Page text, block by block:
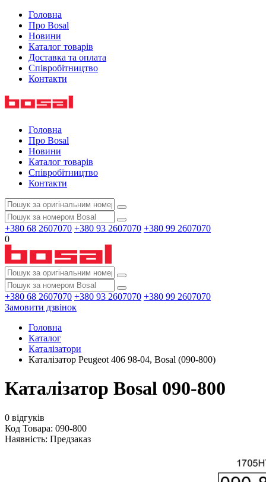
Головна
Про Bosal
Новини
Каталог товарів
Доставка та оплата
Співробітництво
Контакти
Головна
Про Bosal
Новини
Каталог товарів
Співробітництво
Контакти
+380 68 2607070 +380 93 2607070 +380 99 2607070
0
+380 68 2607070 +380 93 2607070 +380 99 2607070
Замовити дзвінок
Головна
Каталог
Каталізатори
Каталізатор Peugeot 406 98-04, Bosal (090-800)
Каталізатор Bosal 090-800
0 відгуків
Код Товара: 090-800
Наявність: Предзаказ